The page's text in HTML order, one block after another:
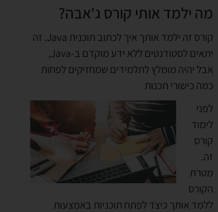
מה ילמד אותי קורס ג'אבה?
קורס זה ילמד אותך איך לכתוב תוכנית Java. זה
יתאים לסטודנטים ללא ידע מוקדם ב-Java,
אבל יהיה מומלץ לתלמידים שמחזיקים לפחות
כמה כישורי תכנות
לפני
לימוד
קורס
זה.
מטרת
הקורס
ללמד אותך כיצד לפתח תוכניות באמצעות